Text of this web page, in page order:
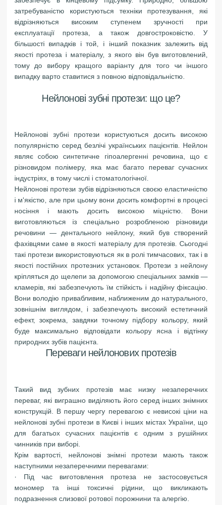
затребуваністю користуються техніки протезування, які
відрізняються високим ступенем зручності при
експлуатації протеза, а також довгостроковістю. У
більшості випадків і той, і інший показник залежить від
якості протеза і матеріалу, з якого він був виготовлений,
тому до вибору кращого варіанту для того чи іншого
випадку варто ставитися з повною відповідальністю.
Нейлонові зубні протези: що це?
Нейлонові зубні протези користуються досить високою
популярністю серед безлічі українських пацієнтів. Нейлон
являє собою синтетичне гіпоалергенні речовина, що є
різновидом полімеру, яка має багато переваг сучасних
індустріях, в тому числі і стоматологічної.
Нейлонові протези зубів відрізняються своєю еластичністю
і м'якістю, але при цьому вони досить комфортні в процесі
носіння і мають досить високою міцністю. Вони
виготовляються із спеціально розробленою різновиди
речовини — дентального нейлону, який був створений
фахівцями саме в якості матеріалу для протезів. Сьогодні
такі протези використовуються як в ролі тимчасових, так і в
якості постійних протезних установок. Протези з нейлону
кріпляться до щелепи за допомогою спеціальних замків —
кламерів, які забезпечують їм стійкість і надійну фіксацію.
Вони володію привабливим, наближеним до натурального,
зовнішнім виглядом, і забезпечують високий естетичний
ефект, зокрема, завдяки точному підбору кольору, який
буде максимально відповідати кольору ясна і відтінку
природних зубів пацієнта.
Переваги нейлонових протезів
Такий вид зубних протезів має низку незаперечних
переваг, які виграшно виділяють його серед інших знімних
конструкцій. В першу чергу перевагою є невисокі ціни на
нейлонові зубні протези в Києві і інших містах України, що
для багатьох сучасних пацієнтів є одним з рушійних
чинників при виборі.
Крім вартості, нейлонові знімні протези мають також
наступними незаперечними перевагами:
· Під час виготовлення протеза не застосовується
мономер та інші токсичні рідини, що викликають
подразнення слизової ротової порожнини та алергію.